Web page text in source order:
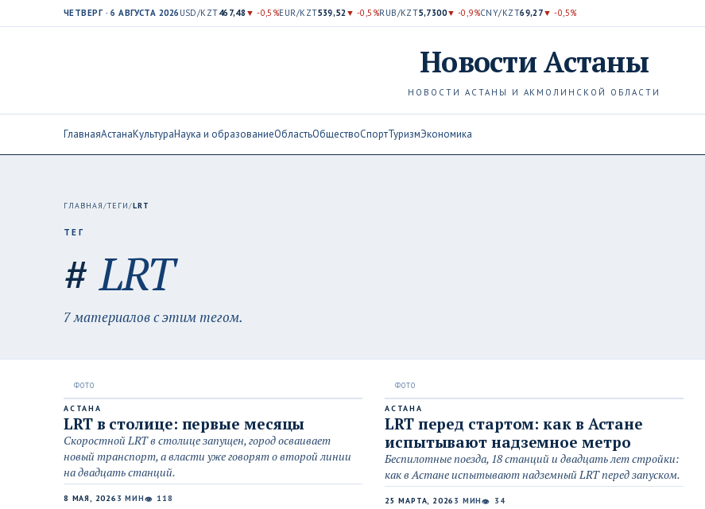
ЧЕТВЕРГ · 6 АВГУСТА 2026 USD/KZT467,48 ▼ -0,5%EUR/KZT539,52▼ -0,5%RUB/KZT5,7300▼ -0,9%CNY/KZT69,27▼ -0,5%
НовостиАстаны
НОВОСТИ АСТАНЫ И АКМОЛИНСКОЙ ОБЛАСТИ
ГлавнаяАстанаКультураНаука и образованиеОбластьОбществоСпортТуризмЭкономика
ГЛАВНАЯ/ТЕГИ/LRT
ТЕГ
#LRT
7 материалов с этим тегом.
АСТАНА
LRT в столице: первые месяцы
Скоростной LRT в столице запущен, город осваивает
новый транспорт, а власти уже говорят о второй линии
на двадцать станций.
8 МАЯ, 2026 3 МИН👁 118
АСТАНА
LRT перед стартом: как в Астане
испытывают надземное метро
Беспилотные поезда, 18 станций и двадцать лет стройки:
как в Астане испытывают надземный LRT перед запуском.
25 МАРТА, 2026 3 МИН👁 34